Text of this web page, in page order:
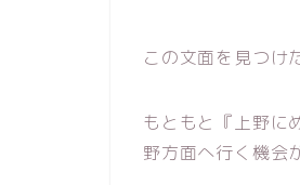
この文面を見つけ
もともと『上野に
野方面へ行く機会